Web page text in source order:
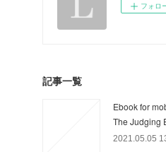
フォロ
記事一覧
Ebook for
The Judging
2021.05.05